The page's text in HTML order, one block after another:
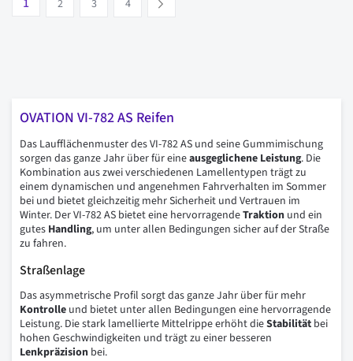
2 3 4
OVATION VI-782 AS Reifen
Das Laufflächenmuster des VI-782 AS und seine Gummimischung
sorgen das ganze Jahr über für eineausgeglichene Leistung. Die
Kombination aus zwei verschiedenen Lamellentypen trägt zu
einem dynamischen und angenehmen Fahrverhalten im Sommer
bei und bietet gleichzeitig mehr Sicherheit und Vertrauen im
Winter. Der VI-782 AS bietet eine hervorragendeTraktion und ein
gutes Handling, um unter allen Bedingungen sicher auf der Straße
zu fahren.
Straßenlage
Das asymmetrische Profil sorgt das ganze Jahr über für mehr
Kontrolle und bietet unter allen Bedingungen eine hervorragende
Leistung. Die stark lamellierte Mittelrippe erhöht dieStabilität bei
hohen Geschwindigkeiten und trägt zu einer besseren
Lenkpräzision bei.